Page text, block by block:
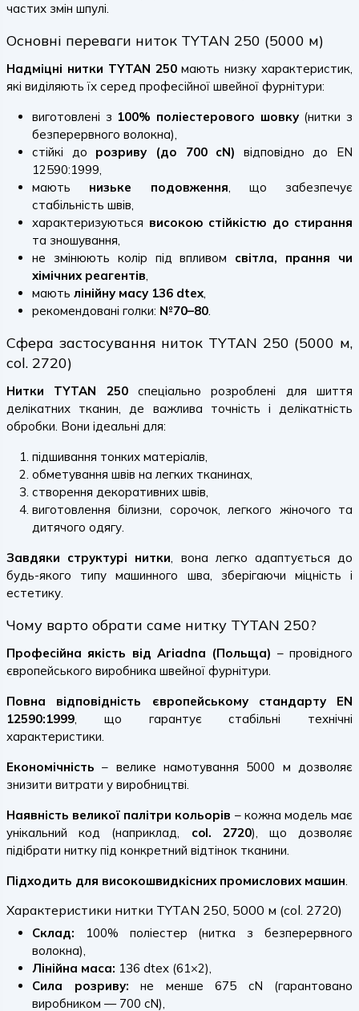
частих змін шпулі.
Основні переваги ниток TYTAN 250 (5000 м)
Надміцні нитки TYTAN 250мають низку характеристик,
які виділяють їх серед професійної швейної фурнітури:
виготовлені з 100% поліестерового шовку(нитки з
безперервного волокна),
стійкі до розриву (до 700 cN) відповідно до EN
12590:1999,
мають низьке подовження, що забезпечує
стабільність швів,
характеризуються високою стійкістю до стирання
та зношування,
не змінюють колір під впливом світла, прання чи
хімічних реагентів,
мають лінійну масу 136 dtex,
рекомендовані голки: №70–80.
Сфера застосування ниток TYTAN 250 (5000 м,
col. 2720)
Нитки TYTAN 250спеціально розроблені для шиття
делікатних тканин, де важлива точність і делікатність
обробки. Вони ідеальні для:
підшивання тонких матеріалів,
обметування швів на легких тканинах,
створення декоративних швів,
виготовлення білизни, сорочок, легкого жіночого та
дитячого одягу.
Завдяки структурі нитки, вона легко адаптується до
будь-якого типу машинного шва, зберігаючи міцність і
естетику.
Чому варто обрати саме нитку TYTAN 250?
Професійна якість від Ariadna (Польща) – провідного
європейського виробника швейної фурнітури.
Повна відповідність європейському стандарту EN
12590:1999, що гарантує стабільні технічні
характеристики.
Економічність – велике намотування 5000 м дозволяє
знизити витрати у виробництві.
Наявність великої палітри кольорів – кожна модель має
унікальний код (наприклад, col. 2720), що дозволяє
підібрати нитку під конкретний відтінок тканини.
Підходить для високошвидкісних промислових машин.
Характеристики нитки TYTAN 250, 5000 м (col. 2720)
Склад: 100% поліестер (нитка з безперервного
волокна),
Лінійна маса: 136 dtex (61×2),
Сила розриву: не менше 675 cN (гарантовано
виробником — 700 cN),